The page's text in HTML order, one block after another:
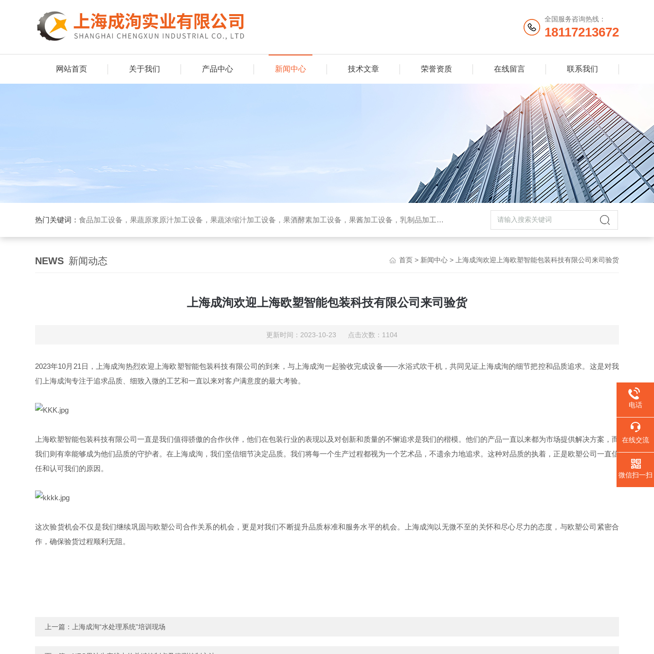
全国服务咨询热线：
18117213672
网站首页 关于我们 产品中心 新闻中心 技术文章 荣誉资质 在线留言 联系我们
热门关键词： 食品加工设备，果蔬原浆原汁加工设备，果蔬浓缩汁加工设备，果酒酵素加工设备，果酱加工设备，乳制品加工设备，生物提取加工设备，破碎榨汁设备，高温杀菌设备，无菌袋灌装机，UHT管式杀菌机，去核破碎机，高速精制打浆机，带式压榨机
NEWS 新闻动态 首页 > 新闻中心 > 上海成洵欢迎上海欧塑智能包装科技有限公司来司验货
上海成洵欢迎上海欧塑智能包装科技有限公司来司验货
更新时间：2023-10-23 点击次数：1104
2023年10月21日，上海成洵热烈欢迎上海欧塑智能包装科技有限公司的到来， 与上海成洵一起验收完成设备——水浴式吹干机， 共同见证上海成洵的细节把控和品质追求。 这是对我
们上海成洵专注于追求品质、细致入微的工艺和一直以来对客户满意度的最大考验。
上海欧塑智能包装科技有限公司一直是我们值得骄傲的合作伙伴，他们在包装行业的表现以及对创新和质量的不懈追求是我们的楷模。他们的产品一直以来都为市场提供解决方案，而
我们则有幸能够成为他们品质的守护者。在上海成洵，我们坚信细节决定品质。我们将每一个生产过程都视为一个艺术品，不遗余力地追求。这种对品质的执着，正是欧塑公司一直信
任和认可我们的原因。
这次验货机会不仅是我们继续巩固与欧塑公司合作关系的机会，更是对我们不断提升品质标准和服务水平的机会。 上海成洵以无微不至的关怀和尽心尽力的态度，与欧塑公司紧密合
作，确保验货过程顺利无阻。
上一篇： 上海成洵“水处理系统”培训现场
电话
在线交流
微信扫一扫